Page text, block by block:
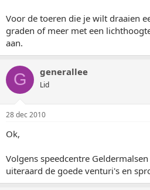
Voor de toeren die je wilt draaien
graden of meer met een
aan.
G generallee
Lid
28 dec 2010
Ok,
Volgens speedcentre
uiteraard de goede venturi's en